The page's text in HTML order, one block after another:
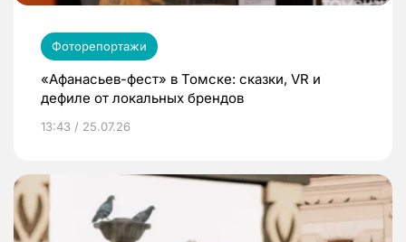
Фоторепортажи
«Афанасьев-фест» в Томске: сказки, VR и
дефиле от локальных брендов
13:43 / 25.07.26